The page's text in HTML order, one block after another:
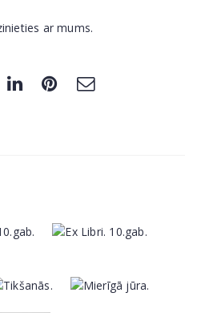
ar mums.